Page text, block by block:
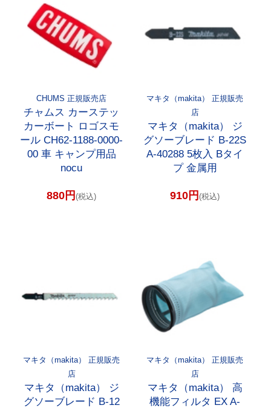
CHUMS 正規販売店
チャムス カーステッ
カーボート ロゴスモ
ール CH62-1188-0000-
00 車 キャンプ用品
nocu
880円(税込)
マキタ（makita） 正規販売
店
マキタ（makita） ジ
グソーブレード B-22S
A-40288 5枚入 Bタイ
プ 金属用
910円(税込)
マキタ（makita） 正規販売
店
マキタ（makita） ジ
グソーブレード B-12
マキタ（makita） 正規販売
店
マキタ（makita） 高
機能フィルタ EX A-